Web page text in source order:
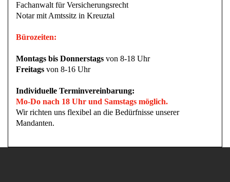
Fachanwalt für Versicherungsrecht
Notar mit Amtssitz in Kreuztal
Bürozeiten:
Montags bis Donnerstags von 8-18 Uhr
Freitags von 8-16 Uhr
Individuelle Terminvereinbarung:
Mo-Do nach 18 Uhr und Samstags möglich.
Wir richten uns flexibel an die Bedürfnisse unserer
Mandanten.